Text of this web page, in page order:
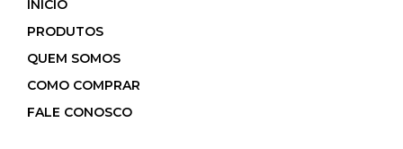
INÍCIO
PRODUTOS
QUEM SOMOS
COMO COMPRAR
FALE CONOSCO